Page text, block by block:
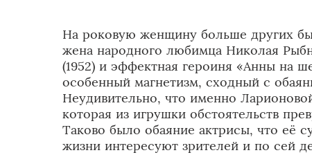
На роковую женщину больше других
жена народного любимца Николая
(1952) и эффектная героиня «Анны на
особенный магнетизм, сходный с
Неудивительно, что именно
которая из игрушки обстоятельств
Таково было обаяние актрисы, что её
жизни интересуют зрителей и по сей